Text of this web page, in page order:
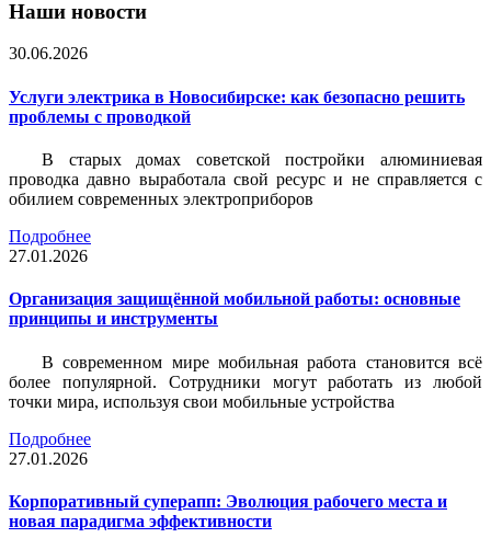
Наши новости
30.06.2026
Услуги электрика в Новосибирске: как безопасно решить
проблемы с проводкой
В старых домах советской постройки алюминиевая
проводка давно выработала свой ресурс и не справляется с
обилием современных электроприборов
Подробнее
27.01.2026
Организация защищённой мобильной работы: основные
принципы и инструменты
В современном мире мобильная работа становится всё
более популярной. Сотрудники могут работать из любой
точки мира, используя свои мобильные устройства
Подробнее
27.01.2026
Корпоративный суперапп: Эволюция рабочего места и
новая парадигма эффективности